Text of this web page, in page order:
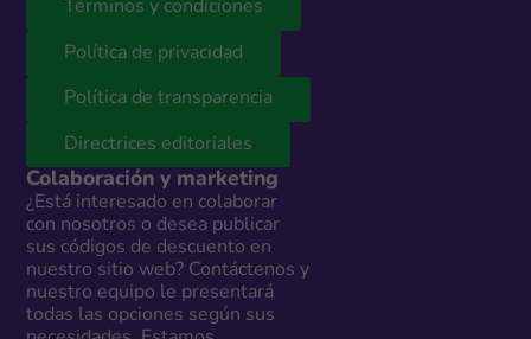
Términos y condiciones
Política de privacidad
Política de transparencia
Directrices editoriales
Colaboración y marketing
¿Está interesado en colaborar
con nosotros o desea publicar
sus códigos de descuento en
nuestro sitio web? Contáctenos y
nuestro equipo le presentará
todas las opciones según sus